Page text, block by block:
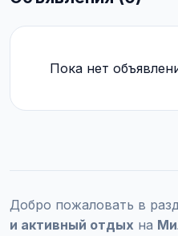
Пока нет
Добро пожаловать в
и активный отдых на